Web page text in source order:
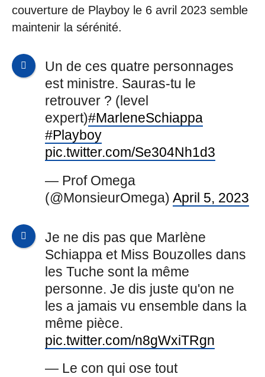
couverture de Playboy le 6 avril 2023 semble
maintenir la sérénité.
Un de ces quatre personnages
est ministre. Sauras-tu le
retrouver ? (level
expert)#MarleneSchiappa
#Playboy
pic.twitter.com/Se304Nh1d3
— Prof Omega
(@MonsieurOmega)April 5, 2023
Je ne dis pas que Marlène
Schiappa et Miss Bouzolles dans
les Tuche sont la même
personne. Je dis juste qu'on ne
les a jamais vu ensemble dans la
même pièce.
pic.twitter.com/n8gWxiTRgn
— Le con qui ose tout